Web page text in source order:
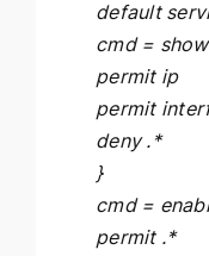
default
cmd =
permit ip
permit
deny .*
}
cmd =
permit .*